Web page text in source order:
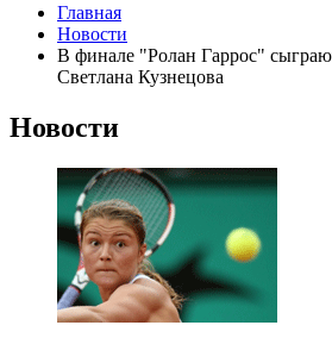
Главная
Новости
В финале "Ролан Гаррос"
Светлана Кузнецова
Новости